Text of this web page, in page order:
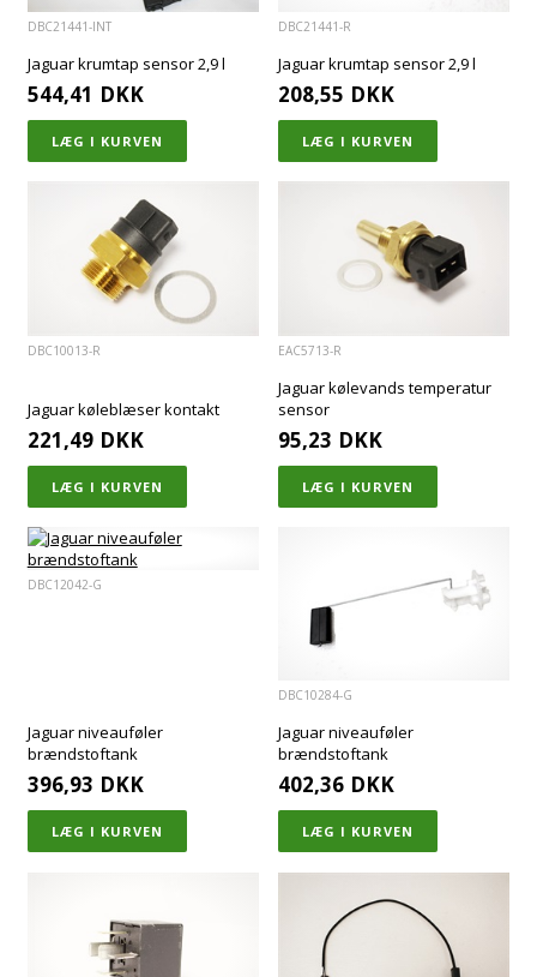
DBC21441-INT
Jaguar krumtap sensor 2,9 l
544,41 DKK
DBC21441-R
Jaguar krumtap sensor 2,9 l
208,55 DKK
DBC10013-R
Jaguar køleblæser kontakt
221,49 DKK
EAC5713-R
Jaguar kølevands temperatur
sensor
95,23 DKK
DBC12042-G
Jaguar niveauføler
brændstoftank
396,93 DKK
DBC10284-G
Jaguar niveauføler
brændstoftank
402,36 DKK